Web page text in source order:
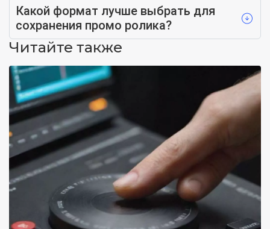
Какой формат лучше выбрать для
сохранения промо ролика?
Читайте также